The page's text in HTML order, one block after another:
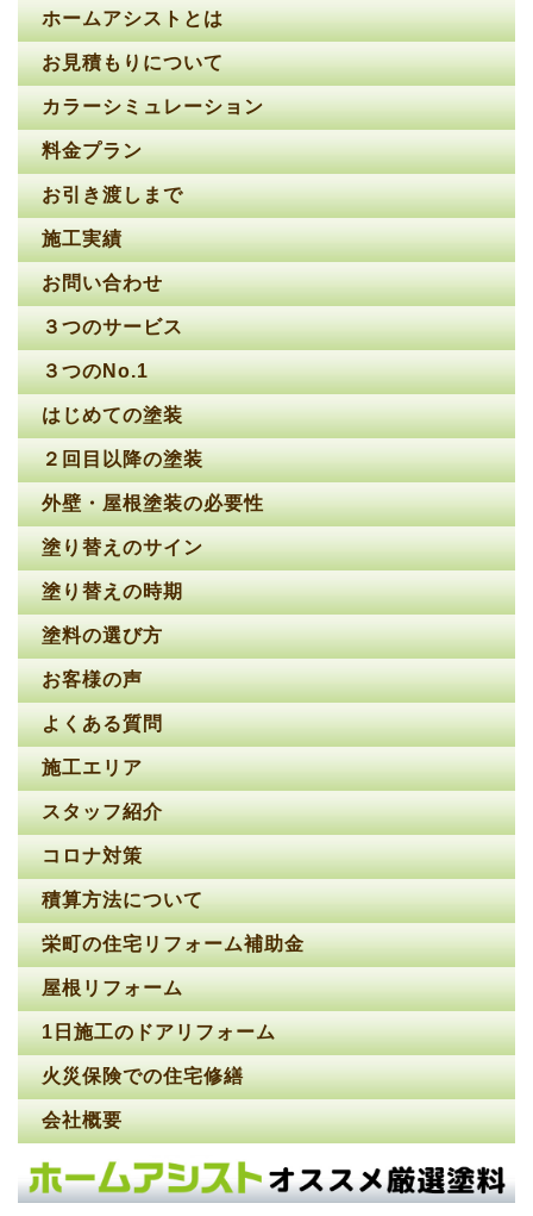
ホームアシストとは
お見積もりについて
カラーシミュレーション
料金プラン
お引き渡しまで
施工実績
お問い合わせ
３つのサービス
３つのNo.1
はじめての塗装
２回目以降の塗装
外壁・屋根塗装の必要性
塗り替えのサイン
塗り替えの時期
塗料の選び方
お客様の声
よくある質問
施工エリア
スタッフ紹介
コロナ対策
積算方法について
栄町の住宅リフォーム補助金
屋根リフォーム
1日施工のドアリフォーム
火災保険での住宅修繕
会社概要